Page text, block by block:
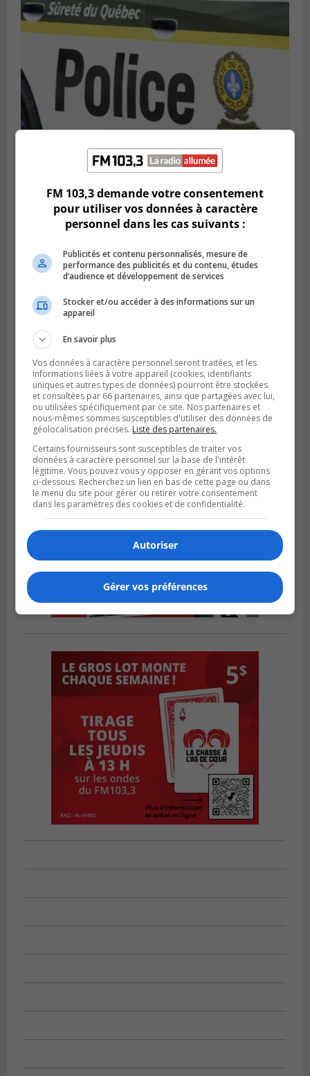
Publié le 6 août 2026 à 05h39
La grenade du camping du lac Cristal était
inoffensive
Publié le 5 août 2026 à 09h42
La SQ lance un appel à la population pour
retrouver un homme disparu
FM 103,3 demande votre consentement
pour utiliser vos données à caractère
personnel dans les cas suivants :
Publicités et contenu personnalisés, mesure de
performance des publicités et du contenu, études
d’audience et développement de services
Stocker et/ou accéder à des informations sur un
appareil
En savoir plus
Vos données à caractère personnel seront traitées, et les
informations liées à votre appareil (cookies, identifiants
uniques et autres types de données) pourront être stockées
et consultées par 66 partenaires, ainsi que partagées avec lui,
ou utilisées spécifiquement par ce site. Nos partenaires et
nous-mêmes sommes susceptibles d'utiliser des données de
géolocalisation précises. Liste des partenaires.
Certains fournisseurs sont susceptibles de traiter vos
données à caractère personnel sur la base de l'intérêt
légitime. Vous pouvez vous y opposer en gérant vos options
ci-dessous. Recherchez un lien en bas de cette page ou dans
le menu du site pour gérer ou retirer votre consentement
dans les paramètres des cookies et de confidentialité.
Autoriser
Gérer vos préférences